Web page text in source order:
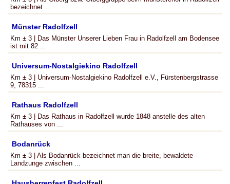
bezeichnet ...
Münster Radolfzell
Km ± 3 | Das Münster Unserer Lieben Frau in Radolfzell am Bodensee
ist mit 82 ...
Universum-Nostalgiekino Radolfzell
Km ± 3 | Universum-Nostalgiekino Radolfzell e.V., Fürstenbergstrasse
9, 78315 ...
Rathaus Radolfzell
Km ± 3 | Das Rathaus in Radolfzell wurde 1848 anstelle des alten
Rathauses von ...
Bodanrück
Km ± 3 | Als Bodanrück bezeichnet man die breite, bewaldete
Landzunge zwischen ...